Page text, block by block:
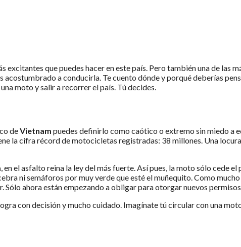
excitantes que puedes hacer en este país. Pero también una de las
a conducirla. Te cuento dónde y porqué deberías
moto y salir a recorrer el país. Tú decides.
deVietnam puedes definirlo como caótico o extremo sin miedo a
la cifra récord de motocicletas registradas: 38 millones. Una
, en el asfalto reina la ley del más fuerte. Así pues, la moto sólo cede
ni semáforos por muy verde que esté el muñequito. Como
Sólo ahora están empezando a obligar para otorgar nuevos
con decisión y mucho cuidado. Imagínate tú circular con una